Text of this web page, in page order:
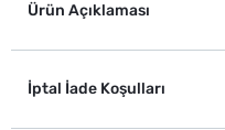
Ürün Açıklaması
İptal İade Koşulları